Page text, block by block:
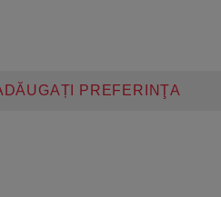
PREFERINŢA